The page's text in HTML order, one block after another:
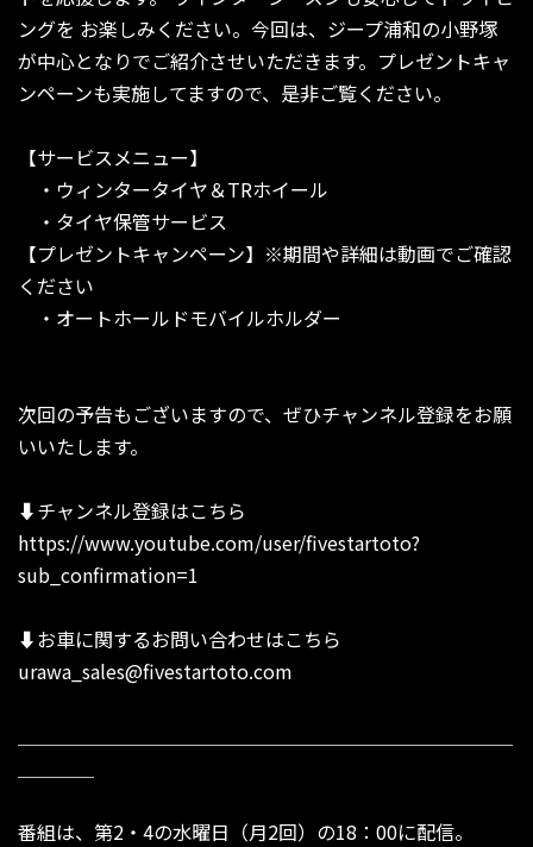
ングを お楽しみください。今回は、ジープ浦和の小野塚
が中心となりでご紹介させいただきます。プレゼントキャ
ンペーンも実施してますので、是非ご覧ください。
【サービスメニュー】
・ウィンタータイヤ＆TRホイール
・タイヤ保管サービス
【プレゼントキャンペーン】※期間や詳細は動画でご確認
ください
・オートホールドモバイルホルダー
次回の予告もございますので、ぜひチャンネル登録をお願
いいたします。
⬇︎チャンネル登録はこちら
https://www.youtube.com/user/fivestartoto?
sub_confirmation=1
⬇︎お車に関するお問い合わせはこちら
urawa_sales@fivestartoto.com
番組は、第2・4の水曜日（月2回）の18：00に配信。